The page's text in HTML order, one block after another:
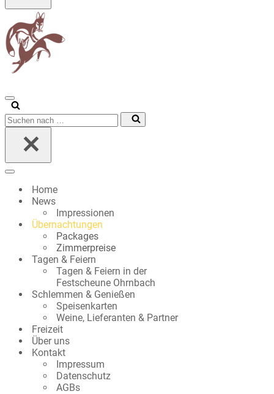
Navigationsmenü
Suchen
nach …
Navigationsmenü
Home
News
Impressionen
Übernachtungen
Packages
Zimmerpreise
Tagen & Feiern
Tagen & Feiern in der
Festscheune Ohrnbach
Schlemmen & Genießen
Speisenkarten
Weine, Lieferanten & Partner
Freizeit
Über uns
Kontakt
Impressum
Datenschutz
AGBs